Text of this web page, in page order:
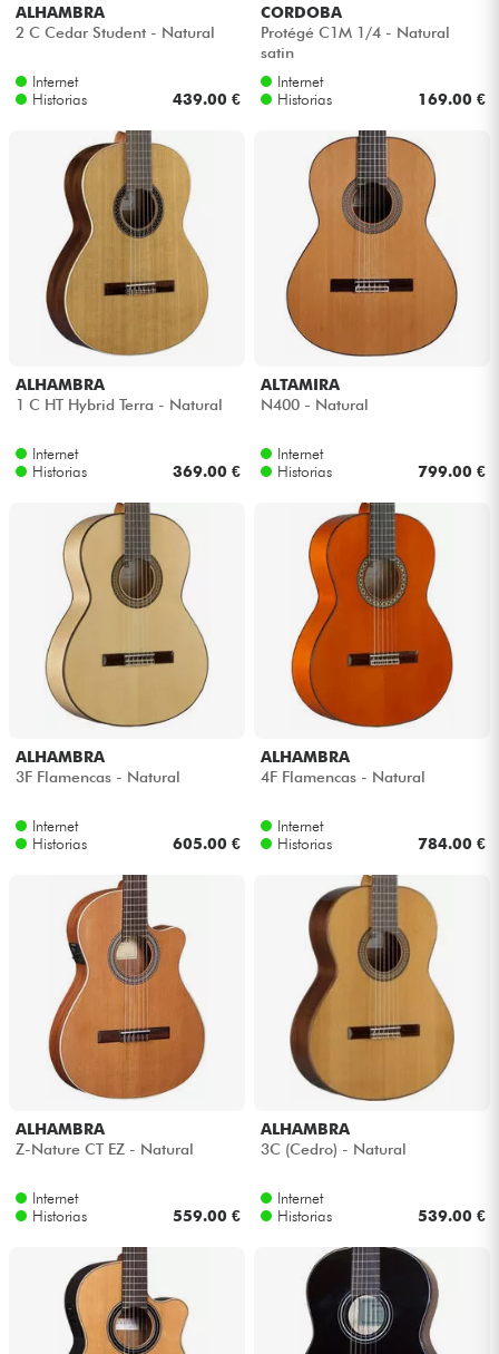
ALHAMBRA
2 C Cedar Student - Natural
Internet
Historias
439.00 €
CORDOBA
Protégé C1M 1/4 - Natural
satin
Internet
Historias
169.00 €
ALHAMBRA
1 C HT Hybrid Terra - Natural
Internet
Historias
369.00 €
ALTAMIRA
N400 - Natural
Internet
Historias
799.00 €
ALHAMBRA
3F Flamencas - Natural
Internet
Historias
605.00 €
ALHAMBRA
4F Flamencas - Natural
Internet
Historias
784.00 €
ALHAMBRA
Z-Nature CT EZ - Natural
Internet
Historias
559.00 €
ALHAMBRA
3C (Cedro) - Natural
Internet
Historias
539.00 €